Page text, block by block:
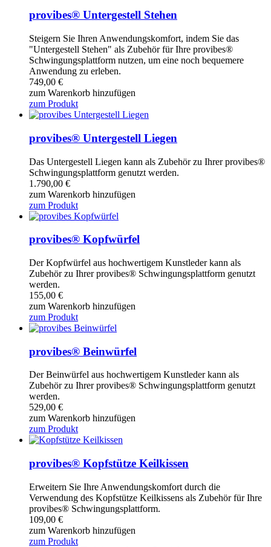
provibes® Untergestell Stehen
Steigern Sie Ihren Anwendungskomfort, indem Sie das
"Untergestell Stehen" als Zubehör für Ihre provibes®
Schwingungsplattform nutzen, um eine noch bequemere
Anwendung zu erleben.
749,00 €
zum Warenkorb hinzufügen
zum Produkt
provibes® Untergestell Liegen
Das Untergestell Liegen kann als Zubehör zu Ihrer provibes®
Schwingungsplattform genutzt werden.
1.790,00 €
zum Warenkorb hinzufügen
zum Produkt
provibes® Kopfwürfel
Der Kopfwürfel aus hochwertigem Kunstleder kann als
Zubehör zu Ihrer provibes® Schwingungsplattform genutzt
werden.
155,00 €
zum Warenkorb hinzufügen
zum Produkt
provibes® Beinwürfel
Der Beinwürfel aus hochwertigem Kunstleder kann als
Zubehör zu Ihrer provibes® Schwingungsplattform genutzt
werden.
529,00 €
zum Warenkorb hinzufügen
zum Produkt
provibes® Kopfstütze Keilkissen
Erweitern Sie Ihre Anwendungskomfort durch die
Verwendung des Kopfstütze Keilkissens als Zubehör für Ihre
provibes® Schwingungsplattform.
109,00 €
zum Warenkorb hinzufügen
zum Produkt